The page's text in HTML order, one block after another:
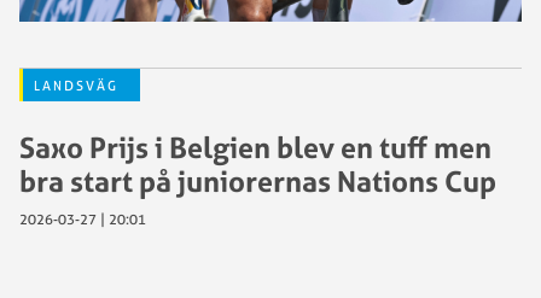
LANDSVÄG
Saxo Prijs i Belgien blev en tuff men
bra start på juniorernas Nations Cup
2026-03-27 | 20:01